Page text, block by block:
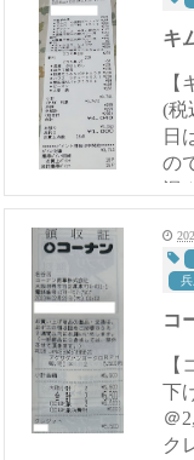
キ
【
(税込) ☆今回獲得ポイ
日
ので
混んで
が
コ
【
下
＠
ク